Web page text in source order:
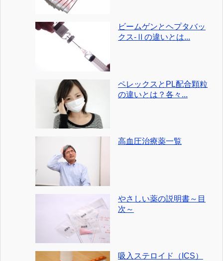
ビームゲンとヘプタバッ
クス-Ⅱの違いとは...
ペレックスとPL配合顆粒
の違いとは？各々...
高血圧治療薬一覧
やさしい薬の説明書～目
次～
吸入ステロイド（ICS）